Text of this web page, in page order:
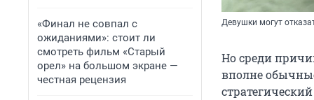
«Финал не совпал с
ожиданиями»: стоит ли
смотреть фильм «Старый
орел» на большом экране —
честная рецензия
Девушки могут
Но среди
вполне